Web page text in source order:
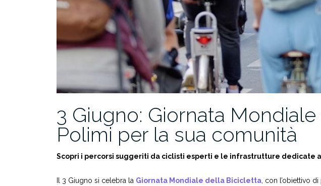
3 Giugno: Giornata
Polimi per la sua comunità
Scopri i percorsi suggeriti da ciclisti esperti e le infrastrutture dedicate
Il 3 Giugno si celebra la Giornata Mondiale della Bicicletta , con l’obiettivo